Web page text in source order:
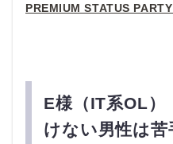
PREMIUM STATUS
E様（IT系OL）
けない男性は苦